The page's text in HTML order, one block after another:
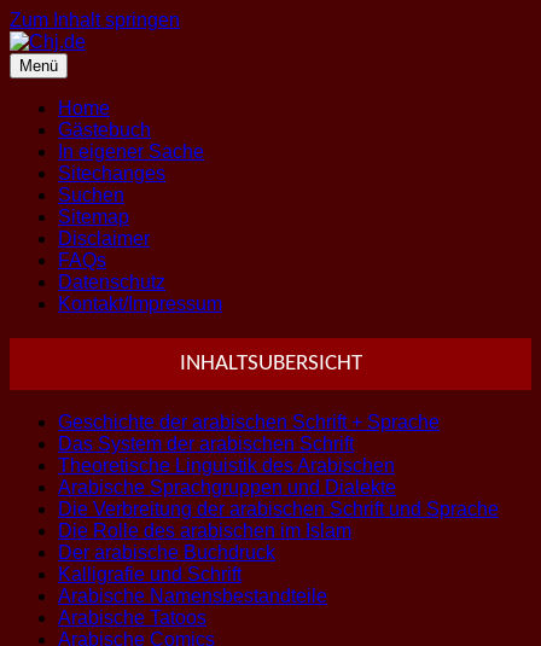
Zum Inhalt springen
Menü
Home
Gästebuch
In eigener Sache
Sitechanges
Suchen
Sitemap
Disclaimer
FAQs
Datenschutz
Kontakt/Impressum
INHALTSUBERSICHT
Geschichte der arabischen Schrift + Sprache
Das System der arabischen Schrift
Theoretische Linguistik des Arabischen
Arabische Sprachgruppen und Dialekte
Die Verbreitung der arabischen Schrift und Sprache
Die Rolle des arabischen im Islam
Der arabische Buchdruck
Kalligrafie und Schrift
Arabische Namensbestandteile
Arabische Tatoos
Arabische Comics